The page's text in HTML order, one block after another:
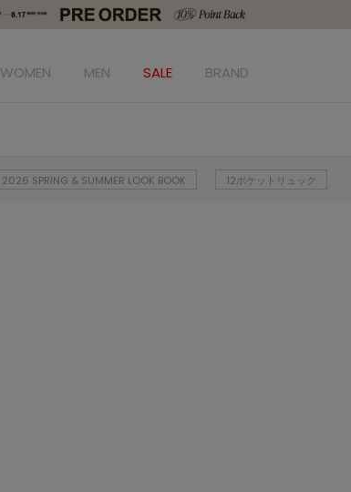
WOMEN MEN SALE BRAND
2026 SPRING & SUMMER LOOK BOOK 12ポケットリュック